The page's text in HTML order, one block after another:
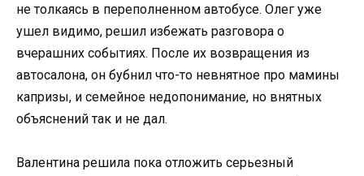
не толкаясь в переполненном автобусе. Олег уже
ушел видимо, решил избежать разговора о
вчерашних событиях. После их возвращения из
автосалона, он бубнил что-то невнятное про мамины
капризы, и семейное недопонимание, но внятных
объяснений так и не дал.
Валентина решила пока отложить серьезный